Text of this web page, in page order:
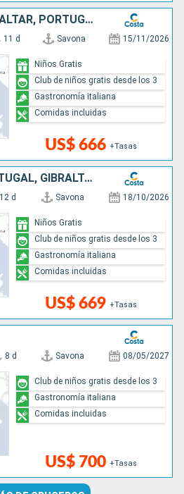
ITALIA, ESPAÑA, GIBRALTAR, PORTUGAL, FRANCIA
11 d Savona 15/11/2026
US$ 666 +Tasas
Niños Gratis
Club de niños gratis desde los 3
Gastronomía italiana
Comidas incluidas
ITALIA, ESPAÑA, PORTUGAL, GIBRALTAR, FRANCIA
12 d Savona 18/10/2026
US$ 669 +Tasas
Niños Gratis
Club de niños gratis desde los 3
Gastronomía italiana
Comidas incluidas
8 d Savona 08/05/2027
US$ 700 +Tasas
Club de niños gratis desde los 3
Gastronomía italiana
Comidas incluidas